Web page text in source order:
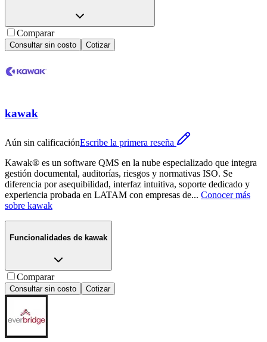
Comparar
Consultar sin costo Cotizar
kawak
Aún sin calificaciónEscribe la primera reseña
Kawak® es un software QMS en la nube especializado que integra
gestión documental, auditorías, riesgos y normativas ISO. Se
diferencia por asequibilidad, interfaz intuitiva, soporte dedicado y
experiencia probada en LATAM con empresas de... Conocer más
sobre kawak
Funcionalidades de kawak
Comparar
Consultar sin costo Cotizar